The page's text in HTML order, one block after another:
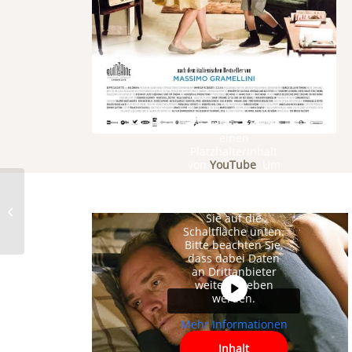
Sie sehen gerade
YouTube. Um
Sie auf die
Schaltfläche unten.
Bitte beachten Sie,
dass dabei Daten
an Drittanbieter
weitergegeben
werden.
Mehr Informationen
Inhalt
(DVD/Blu-Ray)